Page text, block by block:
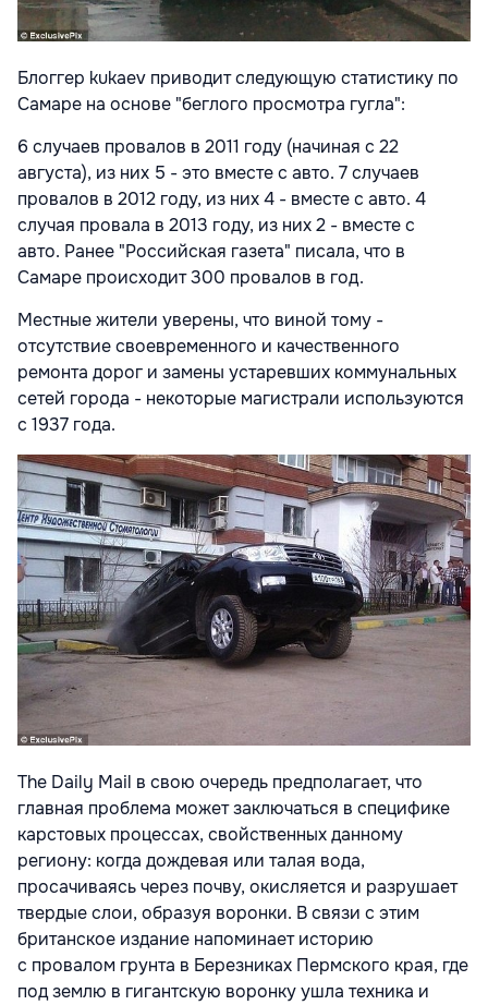
Блоггер kukaev приводит следующую статистику по
Самаре на основе "беглого просмотра гугла":
6 случаев провалов в 2011 году (начиная с 22
августа), из них 5 - это вместе с авто. 7 случаев
провалов в 2012 году, из них 4 - вместе с авто. 4
случая провала в 2013 году, из них 2 - вместе с
авто. Ранее "Российская газета" писала, что в
Самаре происходит 300 провалов в год.
Местные жители уверены, что виной тому -
отсутствие своевременного и качественного
ремонта дорог и замены устаревших коммунальных
сетей города - некоторые магистрали используются
с 1937 года.
The Daily Mail в свою очередь предполагает, что
главная проблема может заключаться в специфике
карстовых процессах, свойственных данному
региону: когда дождевая или талая вода,
просачиваясь через почву, окисляется и разрушает
твердые слои, образуя воронки. В связи с этим
британское издание напоминает историю
с провалом грунта в Березниках Пермского края, где
под землю в гигантскую воронку ушла техника и